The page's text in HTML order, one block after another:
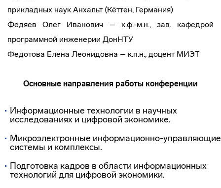
прикладных наук Анхальт (Кёттен, Германия)
Федяев Олег Иванович – к.ф.-м.н., зав. кафедрой
программной инженерии ДонНТУ
Федотова Елена Леонидовна – к.п.н., доцент МИЭТ
Основные направления работы конференции
Информационные технологии в научных
исследованиях и цифровой экономике.
Микроэлектронные информационно-управляющие
системы и комплексы.
Подготовка кадров в области информационных
технологий для цифровой экономики.